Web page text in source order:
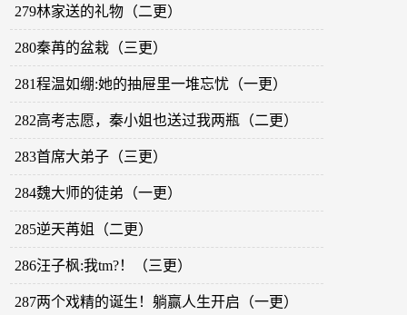
279林家送的礼物（二更）
280秦苒的盆栽（三更）
281程温如绷:她的抽屉里一堆忘忧（一更）
282高考志愿，秦小姐也送过我两瓶（二更）
283首席大弟子（三更）
284魏大师的徒弟（一更）
285逆天苒姐（二更）
286汪子枫:我tm?！（三更）
287两个戏精的诞生！躺赢人生开启（一更）